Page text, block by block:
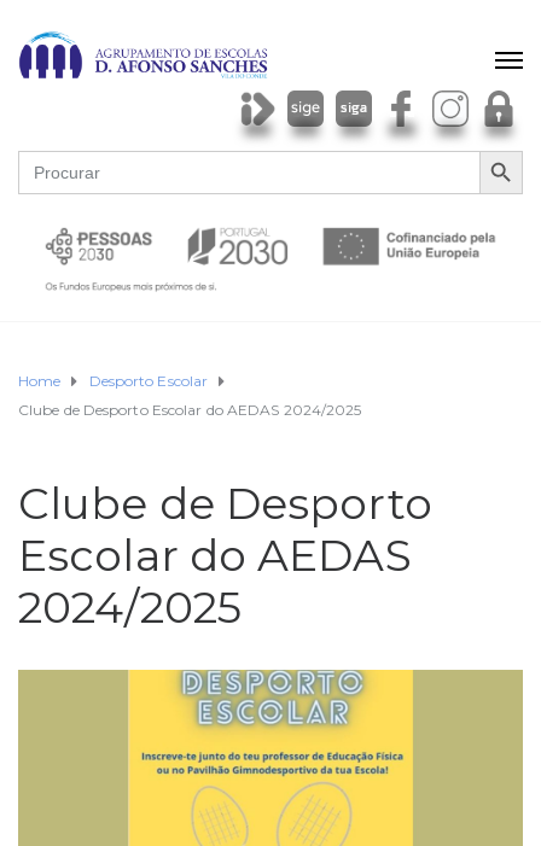
Search
for:
SEARCH
Home
Desporto Escolar
Clube de Desporto Escolar do AEDAS 2024/2025
Clube de Desporto
Escolar do AEDAS
2024/2025